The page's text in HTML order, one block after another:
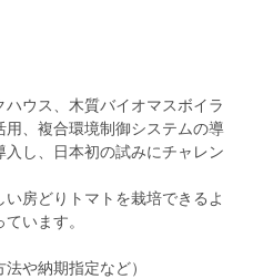
ウス、木質バイオマスボイラ
、複合環境制御システムの導
し、日本初の試みにチャレン
房どりトマトを栽培できるよ
います。
や納期指定など）